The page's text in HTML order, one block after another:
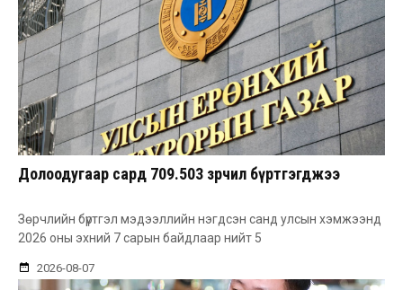
Долоодугаар сард 709.503 зөрчил бүртгэгджээ
Зөрчлийн бүртгэл мэдээллийн нэгдсэн санд улсын хэмжээнд
2026 оны эхний 7 сарын байдлаар нийт 5
2026-08-07